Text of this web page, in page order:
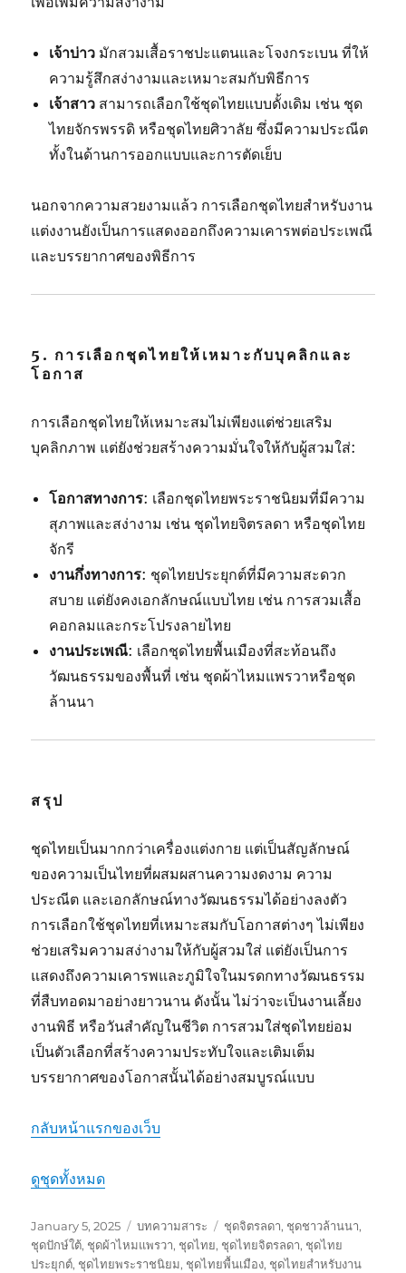
เจ้าบ่าว มักสวมเสื้อราชปะแตนและโจงกระเบน ที่ให้
ความรู้สึกสง่างามและเหมาะสมกับพิธีการ
เจ้าสาว สามารถเลือกใช้ชุดไทยแบบดั้งเดิม เช่น ชุด
ไทยจักรพรรดิ หรือชุดไทยศิวาลัย ซึ่งมีความประณีต
ทั้งในด้านการออกแบบและการตัดเย็บ
นอกจากความสวยงามแล้ว การเลือกชุดไทยสำหรับงาน
แต่งงานยังเป็นการแสดงออกถึงความเคารพต่อประเพณี
และบรรยากาศของพิธีการ
5. การเลือกชุดไทยให้เหมาะกับบุคลิกและ
โอกาส
การเลือกชุดไทยให้เหมาะสมไม่เพียงแต่ช่วยเสริม
บุคลิกภาพ แต่ยังช่วยสร้างความมั่นใจให้กับผู้สวมใส่:
โอกาสทางการ: เลือกชุดไทยพระราชนิยมที่มีความ
สุภาพและสง่างาม เช่น ชุดไทยจิตรลดา หรือชุดไทย
จักรี
งานกึ่งทางการ: ชุดไทยประยุกต์ที่มีความสะดวก
สบาย แต่ยังคงเอกลักษณ์แบบไทย เช่น การสวมเสื้อ
คอกลมและกระโปรงลายไทย
งานประเพณี: เลือกชุดไทยพื้นเมืองที่สะท้อนถึง
วัฒนธรรมของพื้นที่ เช่น ชุดผ้าไหมแพรวาหรือชุด
ล้านนา
สรุป
ชุดไทยเป็นมากกว่าเครื่องแต่งกาย แต่เป็นสัญลักษณ์
ของความเป็นไทยที่ผสมผสานความงดงาม ความ
ประณีต และเอกลักษณ์ทางวัฒนธรรมได้อย่างลงตัว
การเลือกใช้ชุดไทยที่เหมาะสมกับโอกาสต่างๆ ไม่เพียง
ช่วยเสริมความสง่างามให้กับผู้สวมใส่ แต่ยังเป็นการ
แสดงถึงความเคารพและภูมิใจในมรดกทางวัฒนธรรม
ที่สืบทอดมาอย่างยาวนาน ดังนั้น ไม่ว่าจะเป็นงานเลี้ยง
งานพิธี หรือวันสำคัญในชีวิต การสวมใส่ชุดไทยย่อม
เป็นตัวเลือกที่สร้างความประทับใจและเติมเต็ม
บรรยากาศของโอกาสนั้นได้อย่างสมบูรณ์แบบ
กลับหน้าแรกของเว็บ
ดูชุดทั้งหมด
Posted
on
January 5, 2025 Categories
บทความสาระ Tags
ชุดจิตรลดา, ชุดชาวล้านนา,
ชุดปักษ์ใต้, ชุดผ้าไหมแพรวา, ชุดไทย, ชุดไทยจิตรลดา, ชุดไทย
ประยุกต์, ชุดไทยพระราชนิยม, ชุดไทยพื้นเมือง, ชุดไทยสำหรับงาน